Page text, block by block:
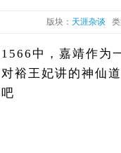
版块： 天涯杂谈
中，嘉靖作为
裕王妃讲的神仙